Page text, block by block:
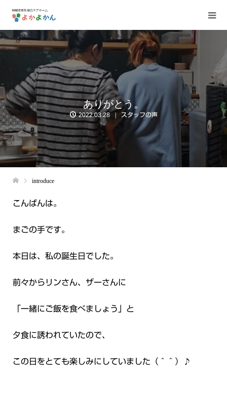
ありがとう。
2022.03.28 スタッフの声
introduce
こんばんは。
まごの手です。
本日は、私の誕生日でした。
前々からリンさん、ザーさんに
「一緒にご飯を食べましょう」と
夕食に誘われていたので、
この日をとても楽しみにしていました（＾＾）♪